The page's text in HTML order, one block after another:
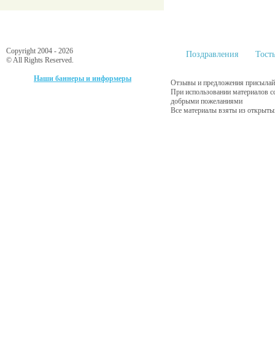
Copyright 2004 - 2026
© All Rights Reserved.
Наши баннеры и информеры
Поздравления
Отзывы и предложения
При использовании материалов
добрыми пожеланиями
Все материалы взяты из